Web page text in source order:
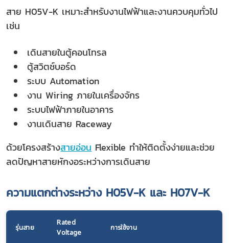
สาย H05V-K เหมาะสำหรับงานไฟฟ้าและงานควบคุมทั่วไป
เช่น
เดินสายในตู้คอนโทรล
ตู้สวิตช์บอร์ด
ระบบ Automation
งาน Wiring ภายในเครื่องจักร
ระบบไฟฟ้าภายในอาคาร
งานเดินสาย Raceway
ด้วยโครงสร้างสายอ่อน Flexible ทำให้ติดตั้งง่ายและช่วย
ลดปัญหาสายหักงอระหว่างการเดินสาย
ความแตกต่างระหว่าง H05V-K และ H07V-K
รุ่นสาย
Rated
Voltage
การใช้งาน